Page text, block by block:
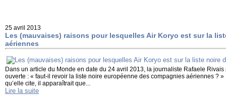
25 avril 2013
Les (mauvaises) raisons pour lesquelles Air Koryo est sur la
aériennes
Dans un article du Monde en date du 24 avril 2013, la journaliste Rafaele
ouverte : « faut-il revoir la liste noire européenne des compagnies aériennes ? »
qu’elle cite, il apparaîtrait que...
Lire la suite